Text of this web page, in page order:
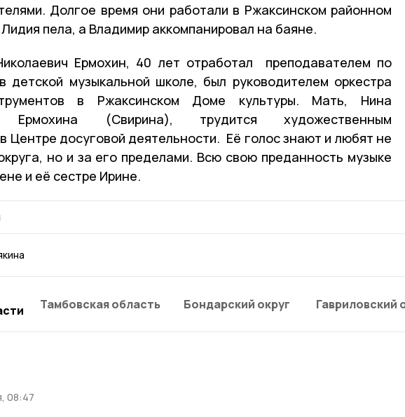
Долгое время они работали в Ржаксинском районном
пела, а Владимир аккомпанировал на баяне.
Ермохин, 40 лет отработал преподавателем по
детской музыкальной школе, был руководителем оркестра
в Ржаксинском Доме культуры. Мать, Нина
Ермохина (Свирина), трудится художественным
Центре досуговой деятельности. Её голос знают и любят не
но и за его пределами. Всю свою преданность музыке
и её сестре Ирине.
Тамбовская область Бондарский округ Гавриловский
08:47